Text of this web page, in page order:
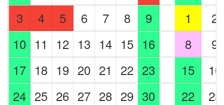
3
4 5 6 7 8 9 1
2
10 11 12 13 14 15 16 8
9
17 18 19 20 21 22 23 15
16
24 25 26 27 28 29 30 22
23